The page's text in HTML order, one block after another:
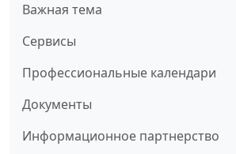
Важная тема
Сервисы
Профессиональные календари
Документы
Информационное партнерство